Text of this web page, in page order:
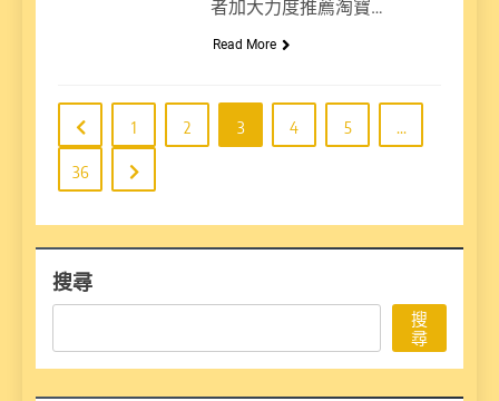
者加大力度推薦淘寶…
Read More
1 2 3 4 5 ...
36
搜尋
搜
尋